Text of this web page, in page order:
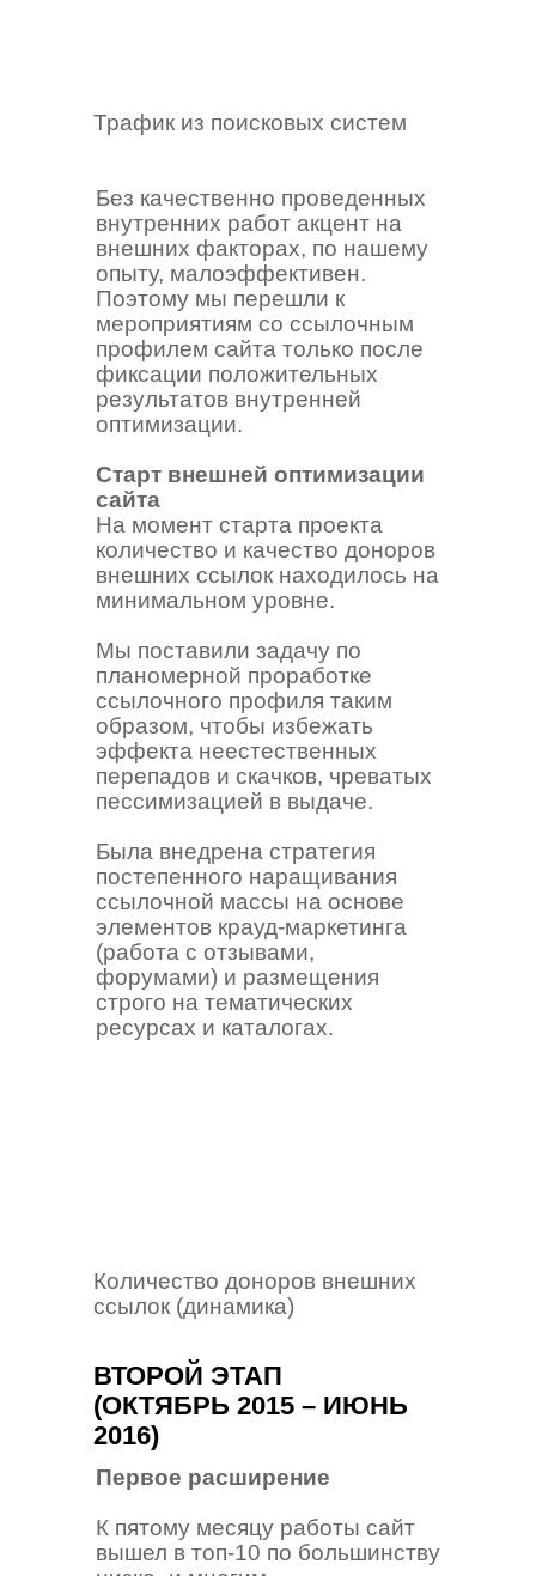
Трафик из поисковых систем
ВТОРОЙ ЭТАП
(ОКТЯБРЬ 2015 – ИЮНЬ
2016)
Первое расширение
К пятому месяцу работы сайт
вышел в топ-10 по большинству
Без качественно проведенных
внутренних работ акцент на
внешних факторах, по нашему
опыту, малоэффективен.
Поэтому мы перешли к
мероприятиям со ссылочным
профилем сайта только после
фиксации положительных
результатов внутренней
оптимизации.
Старт внешней оптимизации
сайта
На момент старта проекта
количество и качество доноров
внешних ссылок находилось на
минимальном уровне.
Мы поставили задачу по
планомерной проработке
ссылочного профиля таким
образом, чтобы избежать
эффекта неестественных
перепадов и скачков, чреватых
пессимизацией в выдаче.
Была внедрена стратегия
постепенного наращивания
ссылочной массы на основе
элементов крауд-маркетинга
(работа с отзывами,
форумами) и размещения
строго на тематических
ресурсах и каталогах.
Количество доноров внешних
ссылок (динамика)